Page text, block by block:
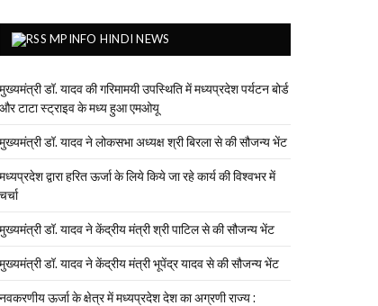
MPINFO HINDI NEWS
मुख्यमंत्री डॉ. यादव की गरिमामयी उपस्थिति में मध्यप्रदेश पर्यटन बोर्ड
और टाटा स्ट्राइव के मध्य हुआ एमओयू
मुख्यमंत्री डॉ. यादव ने लोकसभा अध्यक्ष श्री बिरला से की सौजन्य भेंट
मध्यप्रदेश द्वारा हरित ऊर्जा के लिये किये जा रहे कार्य की विश्वभर में
चर्चा
मुख्यमंत्री डॉ. यादव ने केंद्रीय मंत्री श्री पाटिल से की सौजन्य भेंट
मुख्यमंत्री डॉ. यादव ने केंद्रीय मंत्री भूपेंद्र यादव से की सौजन्य भेंट
नवकरणीय ऊर्जा के क्षेत्र में मध्यप्रदेश देश का अग्रणी राज्य :